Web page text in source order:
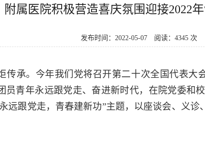
附属医院积极营造喜庆氛围迎接2022
发布时间：2022-05-07 阅读：4345 次
传承。今年我们党将召开第二十次全国代表
员青年永远跟党走、奋进新时代，在院党委和
远跟党走，青春建新功”主题，以座谈会、义